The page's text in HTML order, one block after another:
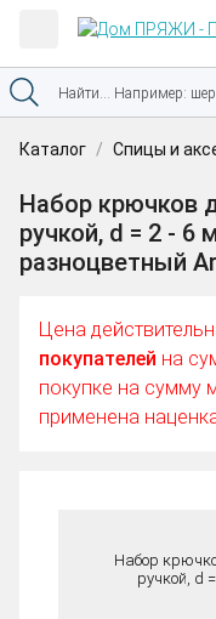
Каталог Спицы и
Набор крючков
ручкой, d = 2 - 6
разноцветный
Цена
покупателей на
покупке на сумму
применена
Набор
ручкой, d